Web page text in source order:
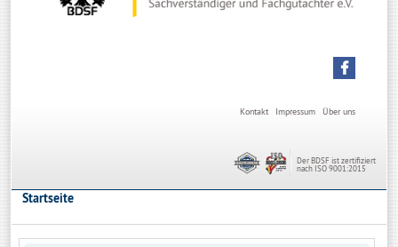
Über uns
Impressum
Kontakt
Der BDSF ist zertifiziert
nach ISO 9001:2015
Startseite